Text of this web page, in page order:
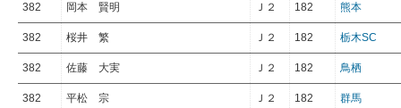
382 岡本 賢明 Ｊ２ 182 熊本
382 桜井 繁 Ｊ２ 182 栃木SC
382 佐藤 大実 Ｊ２ 182 鳥栖
382 平松 宗 Ｊ２ 182 群馬